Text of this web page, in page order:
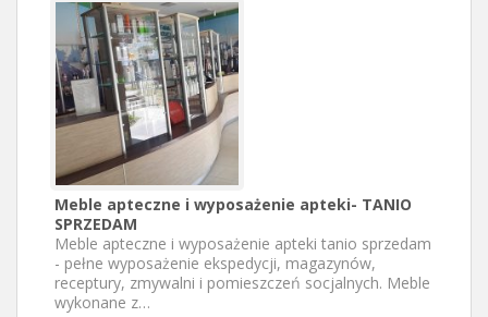
Meble apteczne i wyposażenie apteki- TANIO
SPRZEDAM
Meble apteczne i wyposażenie apteki tanio sprzedam
- pełne wyposażenie ekspedycji, magazynów,
receptury, zmywalni i pomieszczeń socjalnych. Meble
wykonane z…